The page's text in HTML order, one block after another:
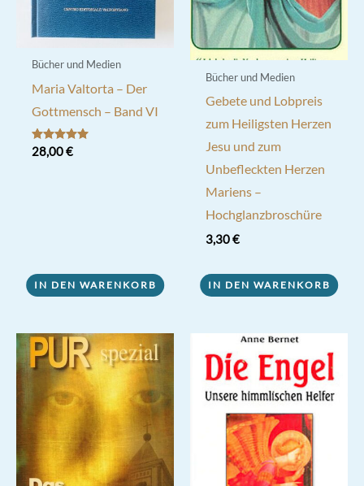
Bücher und Medien
Maria Valtorta – Der
Gottmensch – Band VI
Bewertet mit
5.00
28,00€
IN DEN WARENKORB
Bücher und Medien
Gebete und Lobpreis
zum Heiligsten Herzen
Jesu und zum
Unbefleckten Herzen
Mariens –
Hochglanzbroschüre
3,30€
IN DEN WARENKORB